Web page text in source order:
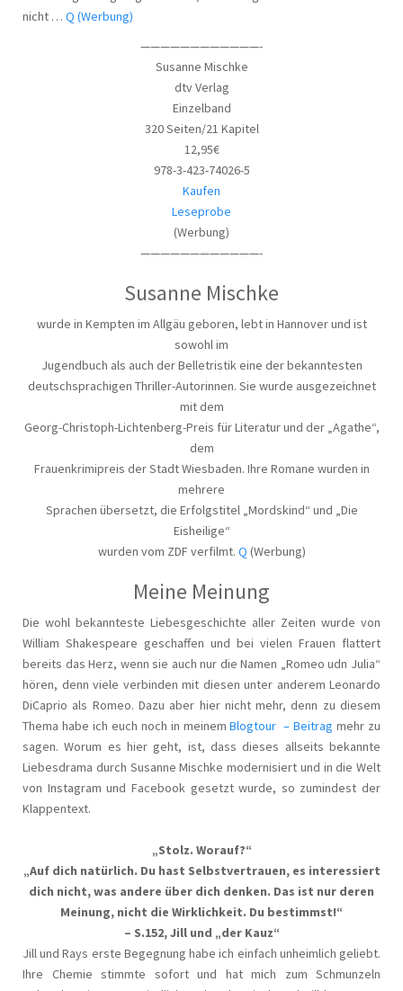
nicht … Q (Werbung)
————————————-
Susanne Mischke
dtv Verlag
Einzelband
320 Seiten/21 Kapitel
12,95€
978-3-423-74026-5
Kaufen
Leseprobe
(Werbung)
————————————-
Susanne Mischke
wurde in Kempten im Allgäu geboren, lebt in Hannover und ist
sowohl im
Jugendbuch als auch der Belletristik eine der bekanntesten
deutschsprachigen Thriller-Autorinnen. Sie wurde ausgezeichnet
mit dem
Georg-Christoph-Lichtenberg-Preis für Literatur und der „Agathe“,
dem
Frauenkrimipreis der Stadt Wiesbaden. Ihre Romane wurden in
mehrere
Sprachen übersetzt, die Erfolgstitel „Mordskind“ und „Die
Eisheilige“
wurden vom ZDF verfilmt. Q (Werbung)
Meine Meinung
Die wohl bekannteste Liebesgeschichte aller Zeiten wurde von
William Shakespeare geschaffen und bei vielen Frauen flattert
bereits das Herz, wenn sie auch nur die Namen „Romeo udn Julia“
hören, denn viele verbinden mit diesen unter anderem Leonardo
DiCaprio als Romeo. Dazu aber hier nicht mehr, denn zu diesem
Thema habe ich euch noch in meinemBlogtour – Beitrag mehr zu
sagen. Worum es hier geht, ist, dass dieses allseits bekannte
Liebesdrama durch Susanne Mischke modernisiert und in die Welt
von Instagram und Facebook gesetzt wurde, so zumindest der
Klappentext.
„Stolz. Worauf?“
„Auf dich natürlich. Du hast Selbstvertrauen, es interessiert
dich nicht, was andere über dich denken. Das ist nur deren
Meinung, nicht die Wirklichkeit. Du bestimmst!“
– S.152, Jill und „der Kauz“
Jill und Rays erste Begegnung habe ich einfach unheimlich geliebt.
Ihre Chemie stimmte sofort und hat mich zum Schmunzeln